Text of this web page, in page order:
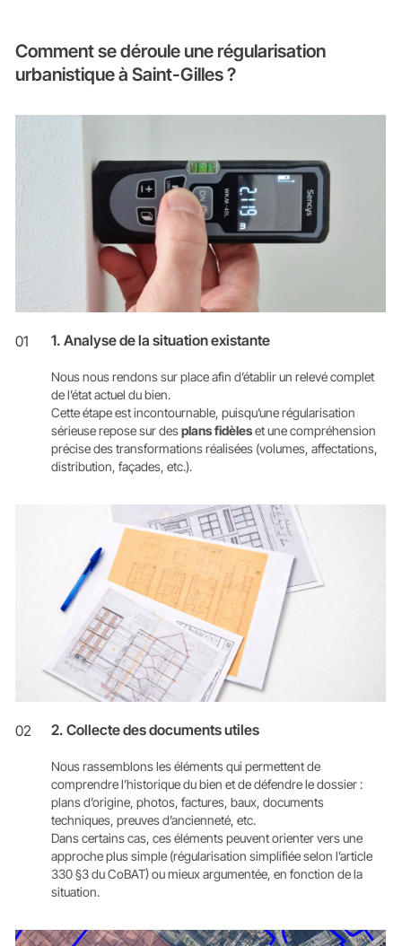
Comment se déroule une régularisation
urbanistique à Saint-Gilles ?
01 1. Analyse de la situation existante
Nous nous rendons sur place afin d’établir un relevé complet
de l’état actuel du bien.
Cette étape est incontournable, puisqu’une régularisation
sérieuse repose sur desplans fidèleset une compréhension
précise des transformations réalisées (volumes, affectations,
distribution, façades, etc.).
02 2. Collecte des documents utiles
Nous rassemblons les éléments qui permettent de
comprendre l’historique du bien et de défendre le dossier :
plans d’origine, photos, factures, baux, documents
techniques, preuves d’ancienneté, etc.
Dans certains cas, ces éléments peuvent orienter vers une
approche plus simple (régularisation simplifiée selon l’article
330 §3 du CoBAT) ou mieux argumentée, en fonction de la
situation.